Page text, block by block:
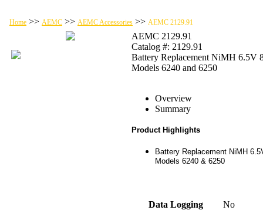
Home >> AEMC >> AEMC Accessories >> AEMC 2129.91
AEMC 2129.91
Catalog #: 2129.91
Battery Replacement NiMH 6.5V
Models 6240 and 6250
Overview
Summary
Product Highlights
Battery Replacement NiMH
Models 6240 & 6250
Data Logging
No